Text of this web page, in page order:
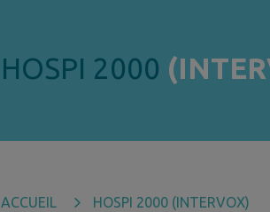
HOSPI 2000
ACCUEIL HOSPI 2000 (INTERVOX)